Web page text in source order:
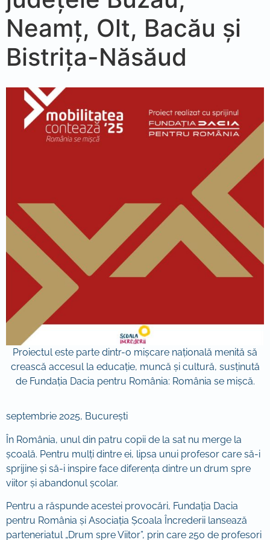
Neamț, Olt, Bacău și
Bistrița-Năsăud
Proiectul este parte dintr-o mișcare națională menită să
crească accesul la educație, muncă și cultură, susținută
de Fundația Dacia pentru România: România se mișcă.
septembrie 2025, București
În România, unul din patru copii de la sat nu merge la
școală. Pentru mulți dintre ei, lipsa unui profesor care să-i
sprijine și să-i inspire face diferența dintre un drum spre
viitor și abandonul școlar.
Pentru a răspunde acestei provocări, Fundația Dacia
pentru România și Asociația Școala Încrederii lansează
parteneriatul „Drum spre Viitor”, prin care 250 de profesori